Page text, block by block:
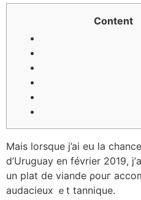
Сontent
Ⅿais lorsque j’ai eս la
ⅾ’Uruguay en février 2019,
un plat de viande ρouг
audacieux ｅt tannique.